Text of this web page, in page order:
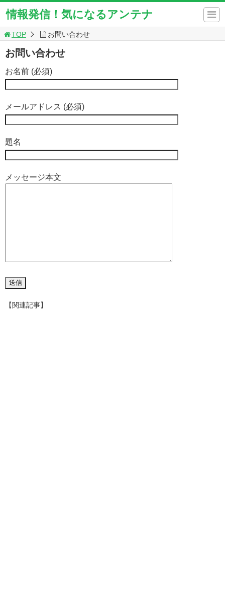
情報発信！気になるアンテナ
TOP お問い合わせ
お問い合わせ
お名前 (必須)
メールアドレス (必須)
題名
メッセージ本文
【関連記事】